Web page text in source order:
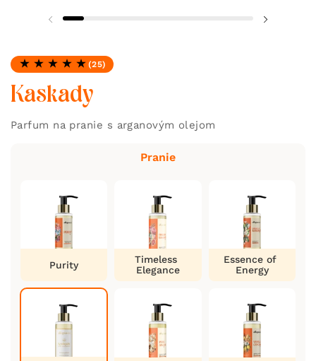
Hodnotenie: 4.96 z 5
(25)
Kaskady
Parfum na pranie s arganovým olejom
Pranie
Purity
Timeless
Elegance
Essence of
Energy